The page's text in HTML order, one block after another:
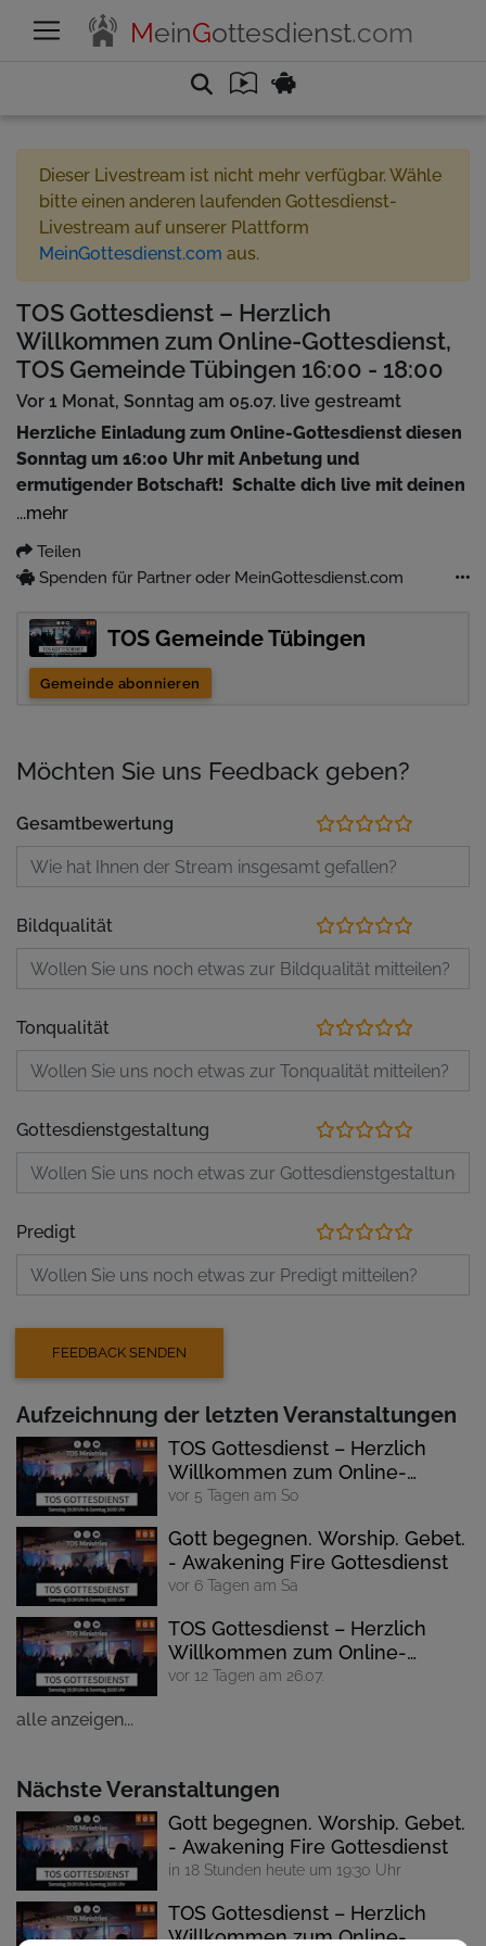
MeinGottesdienst.com
Dieser Livestream ist nicht mehr verfügbar. Wähle
bitte einen anderen laufenden Gottesdienst-
Livestream auf unserer Plattform
MeinGottesdienst.com aus.
TOS Gottesdienst – Herzlich
Willkommen zum Online-Gottesdienst,
TOS Gemeinde Tübingen 16:00 - 18:00
Vor 1 Monat, Sonntag am 05.07. live gestreamt
Herzliche Einladung zum Online-Gottesdienst diesen
Sonntag um 16:00 Uhr mit Anbetung und
ermutigender Botschaft! Schalte dich live mit deinen
Mitbewohnern oder deiner Familie zu!
Mehr Information: www.tos.info/onlinegottesdienst/
Unterstütze unseren Dienst mit deiner Spende:
https://tos.info/spende
Abonniere unseren Kanal: https://tos.info/s/subscribe
...mehr
Teilen
Spenden für Partner oder MeinGottesdienst.com
TOS Gemeinde Tübingen
Gemeinde abonnieren
Möchten Sie uns Feedback geben?
Gesamtbewertung
Bildqualität
Tonqualität
Gottesdienstgestaltung
Predigt
Aufzeichnung der letzten Veranstaltungen
TOS Gottesdienst – Herzlich
Willkommen zum Online-
Gottesdienst
vor 5 Tagen am So
Gott begegnen. Worship. Gebet.
- Awakening Fire Gottesdienst
vor 6 Tagen am Sa
TOS Gottesdienst – Herzlich
Willkommen zum Online-
Gottesdienst
vor 12 Tagen am 26.07.
alle anzeigen...
Nächste Veranstaltungen
Gott begegnen. Worship. Gebet.
- Awakening Fire Gottesdienst
in 18 Stunden heute um 19:30 Uhr
TOS Gottesdienst – Herzlich
Willkommen zum Online-